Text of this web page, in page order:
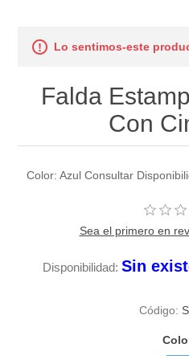
Lo sentimos-este
Falda
Con
Color: Azul Consultar
Sea el primero en
Disponibilidad: Sin
Código: